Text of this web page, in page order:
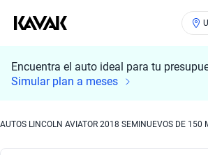
Encuentra el auto ideal para tu
Simular plan a meses
AUTOS LINCOLN AVIATOR 2018 SEMINUEVOS DE 150
Busca por marca